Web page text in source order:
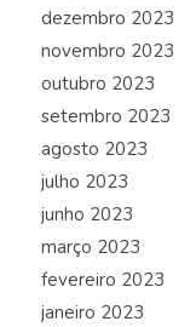
dezembro 2023
novembro 2023
outubro 2023
setembro 2023
agosto 2023
julho 2023
junho 2023
março 2023
fevereiro 2023
janeiro 2023